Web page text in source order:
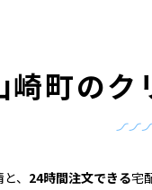
崎町のク
、 24時間注文できる宅